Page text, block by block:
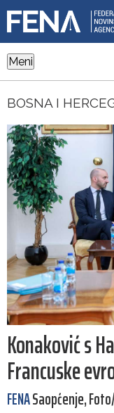
Meni
BOSNA I
Konaković s
Francuske
FENASaopćenje,